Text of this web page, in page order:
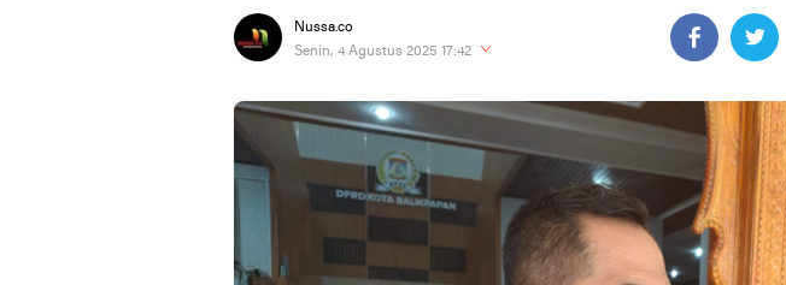
Nussa.co
Senin, 4 Agustus 2025 17:42